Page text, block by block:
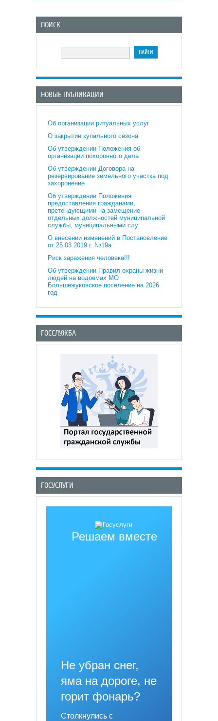
ПОИСК
НОВЫЕ ПУБЛИКАЦИИ
Об организации ритуальных услуг
О закрытии купального сезона
Об утверждении Положения об
организации похоронного дела
Об утверждении Договора на
резервирование земельного участка под
захоронение
Об утверждении Положения
предоставления гражданами,
претендующими на замещение
отдельных должностей муниципальной
службы, муниципальными слу
О внесении изменений в Постановление
от 25.03.2019 г. №19а
Риск заражения человека!!!
Об утверждении Правил охраны жизни
людей на водоемах МО
Большежуковское поселение на 2026
год
ГОССЛУЖБА
ГОСУСЛУГИ
Решаем вместе
Не убран снег,
яма на дороге, не
горит фонарь?
Столкнулись с